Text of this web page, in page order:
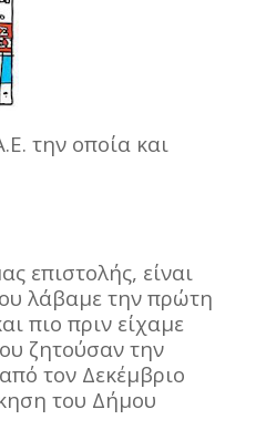
την οποία και
επιστολής, είναι
λάβαμε την πρώτη
πιο πριν είχαμε
ζητούσαν την
τον Δεκέμβριο
του Δήμου